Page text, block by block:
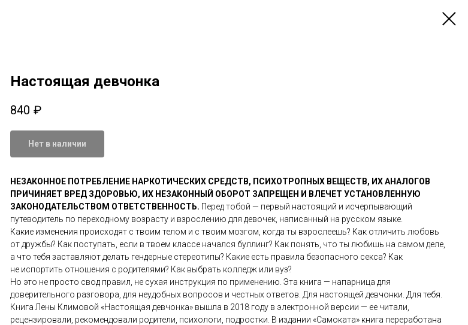
Настоящая девчонка
840 ₽
Нет в наличии
НЕЗАКОННОЕ ПОТРЕБЛЕНИЕ НАРКОТИЧЕСКИХ СРЕДСТВ, ПСИХОТРОПНЫХ ВЕЩЕСТВ, ИХ АНАЛОГОВ
ПРИЧИНЯЕТ ВРЕД ЗДОРОВЬЮ, ИХ НЕЗАКОННЫЙ ОБОРОТ ЗАПРЕЩЕН И ВЛЕЧЕТ УСТАНОВЛЕННУЮ
ЗАКОНОДАТЕЛЬСТВОМ ОТВЕТСТВЕННОСТЬ. Перед тобой — первый настоящий и исчерпывающий
путеводитель по переходному возрасту и взрослению для девочек, написанный на русском языке.
Какие изменения происходят с твоим телом и с твоим мозгом, когда ты взрослеешь? Как отличить любовь
от дружбы? Как поступать, если в твоем классе начался буллинг? Как понять, что ты любишь на самом деле,
а что тебя заставляют делать гендерные стереотипы? Какие есть правила безопасного секса? Как
не испортить отношения с родителями? Как выбрать колледж или вуз?
Но это не просто свод правил, не сухая инструкция по применению. Эта книга — напарница для
доверительного разговора, для неудобных вопросов и честных ответов. Для настоящей девчонки. Для тебя.
Книга Лены Климовой «Настоящая девчонка» вышла в 2018 году в электронной версии — ее читали,
рецензировали, рекомендовали родители, психологи, подростки. В издании «Самоката» книга переработана